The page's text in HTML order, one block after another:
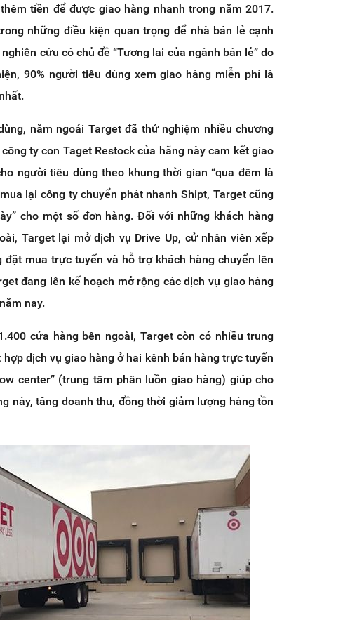
tiền để được giao hàng nhanh trong năm 2017.
những điều kiện quan trọng để nhà bán lẻ cạnh
cứu có chủ đề “Tương lai của ngành bán lẻ” do
90% người tiêu dùng xem giao hàng miễn phí là
năm ngoái Target đã thử nghiệm nhiều chương
ty con Taget Restock của hãng này cam kết giao
người tiêu dùng theo khung thời gian “qua đêm là
lại công ty chuyển phát nhanh Shipt, Target cũng
cho một số đơn hàng. Đối với những khách hàng
Target lại mở dịch vụ Drive Up, cử nhân viên xếp
mua trực tuyến và hỗ trợ khách hàng chuyển lên
đang lên kế hoạch mở rộng các dịch vụ giao hàng
nay.
cửa hàng bên ngoài, Target còn có nhiều trung
dịch vụ giao hàng ở hai kênh bán hàng trực tuyến
center” (trung tâm phân luồn giao hàng) giúp cho
này, tăng doanh thu, đồng thời giảm lượng hàng tồn